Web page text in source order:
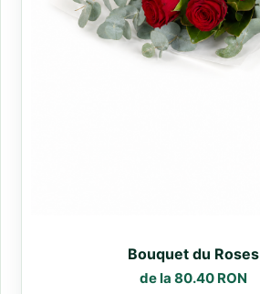
Bouquet du Roses
de la 80.40 RON